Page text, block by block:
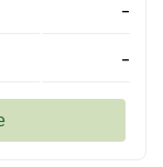
-
-